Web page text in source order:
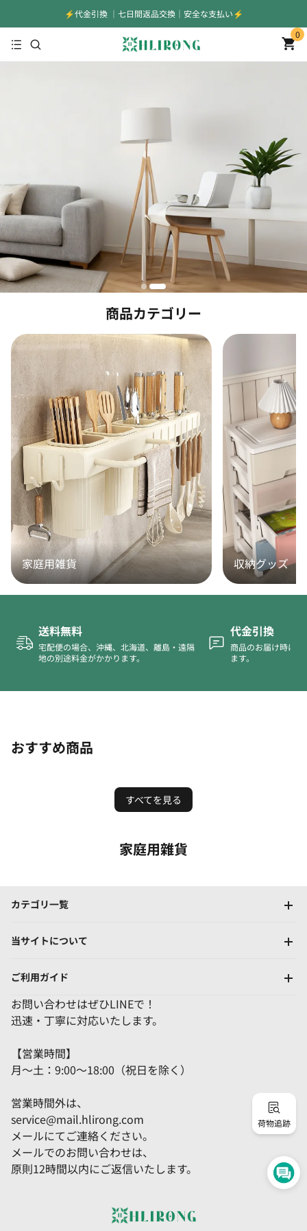
⚡️代金引換 ｜七日間返品交換｜安全な支払い⚡️
0
商品カテゴリー
家庭用雑貨 収納グッズ
送料無料
宅配便の場合、沖縄、北海道、離島・遠隔
地の別途料金がかかります。
代金引換
商品のお届け時に
ます。
おすすめ商品
すべてを見る
家庭用雜貨
カテゴリ一覧
当サイトについて
ご利用ガイド
お問い合わせはぜひLINEで！
迅速・丁寧に対応いたします。
【営業時間】
月～土：9:00～18:00（祝日を除く）
営業時間外は、
service@mail.hlirong.com
メールにてご連絡ください。
メールでのお問い合わせは、
原則12時間以内にご返信いたします。
荷物追跡